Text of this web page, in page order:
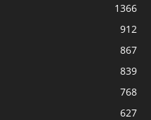
1366
912
867
839
768
627